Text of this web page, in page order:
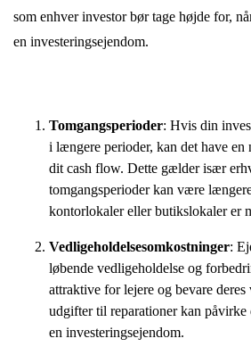
som enhver investor bør tage højde for,
en investeringsejendom.
Tomgangsperioder: Hvis din
i længere perioder, kan det have
dit cash flow. Dette gælder især
tomgangsperioder kan være
kontorlokaler eller butikslokaler er
Vedligeholdelsesomkostninger:
løbende vedligeholdelse og
attraktive for lejere og bevare
udgifter til reparationer kan påvirke
en investeringsejendom.